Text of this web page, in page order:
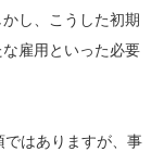
し、こうした初期
雇用といった必要
ではありますが、事